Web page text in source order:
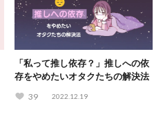
「私って推し依存？」推しへの依
存をやめたいオタクたちの解決法
39 2022.12.19